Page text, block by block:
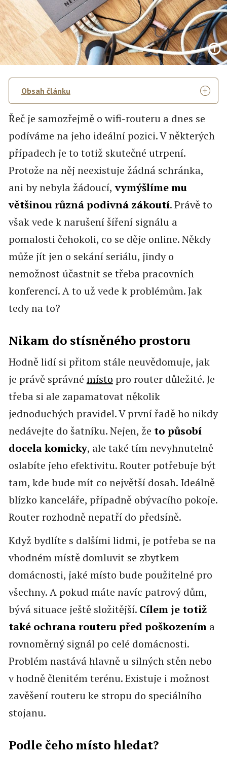
Obsah článku
Řeč je samozřejmě o wifi-routeru a dnes se
podíváme na jeho ideální pozici. V některých
případech je to totiž skutečné utrpení.
Protože na něj neexistuje žádná schránka,
ani by nebyla žádoucí, vymýšlíme mu
většinou různá podivná zákoutí. Právě to
však vede k narušení šíření signálu a
pomalosti čehokoli, co se děje online. Někdy
může jít jen o sekání seriálu, jindy o
nemožnost účastnit se třeba pracovních
konferencí. A to už vede k problémům. Jak
tedy na to?
Nikam do stísněného prostoru
Hodně lidí si přitom stále neuvědomuje, jak
je právě správné místo pro router důležité. Je
třeba si ale zapamatovat několik
jednoduchých pravidel. V první řadě ho nikdy
nedávejte do šatníku. Nejen, že to působí
docela komicky, ale také tím nevyhnutelně
oslabíte jeho efektivitu. Router potřebuje být
tam, kde bude mít co největší dosah. Ideálně
blízko kanceláře, případně obývacího pokoje.
Router rozhodně nepatří do předsíně.
Když bydlíte s dalšími lidmi, je potřeba se na
vhodném místě domluvit se zbytkem
domácnosti, jaké místo bude použitelné pro
všechny. A pokud máte navíc patrový dům,
bývá situace ještě složitější. Cílem je totiž
také ochranarouteru před poškozením a
rovnoměrný signál po celé domácnosti.
Problém nastává hlavně u silných stěn nebo
v hodně členitém terénu. Existuje i možnost
zavěšení routeru ke stropu do speciálního
stojanu.
Podle čeho místo hledat?